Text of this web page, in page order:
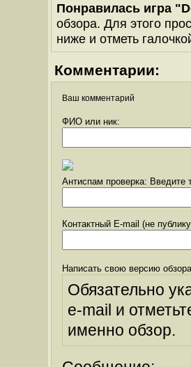
Понравилась игра
обзора. Для этого
ниже и отметь
Комментарии:
Ваш комментарий
ФИО или ник:
Антиспам проверка: Введите
Контактный E-mail (не
Написать свою версию
Обязательно
e-mail и
именно обзор.